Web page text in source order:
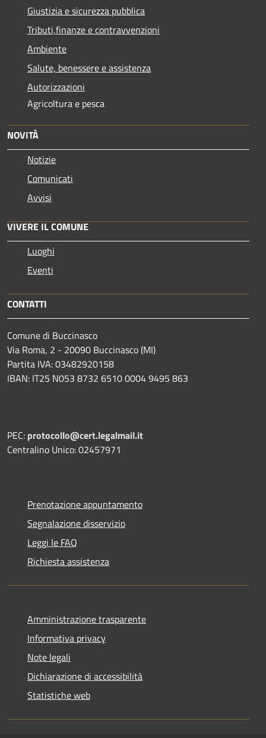
Giustizia e sicurezza pubblica
Tributi,finanze e contravvenzioni
Ambiente
Salute, benessere e assistenza
Autorizzazioni
Agricoltura e pesca
NOVITÀ
Notizie
Comunicati
Avvisi
VIVERE IL COMUNE
Luoghi
Eventi
CONTATTI
Comune di Buccinasco
Via Roma, 2 - 20090 Buccinasco (MI)
Partita IVA: 03482920158
IBAN: IT25 N053 8732 6510 0004 9495 863
PEC: protocollo@cert.legalmail.it
Centralino Unico: 02457971
Prenotazione appuntamento
Segnalazione disservizio
Leggi le FAQ
Richiesta assistenza
Amministrazione trasparente
Informativa privacy
Note legali
Dichiarazione di accessibilità
Statistiche web